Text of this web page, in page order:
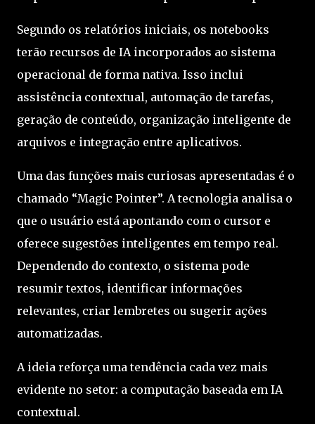
Segundo os relatórios iniciais, os notebooks
terão recursos de IA incorporados ao sistema
operacional de forma nativa. Isso inclui
assistência contextual, automação de tarefas,
geração de conteúdo, organização inteligente de
arquivos e integração entre aplicativos.
Uma das funções mais curiosas apresentadas é o
chamado “Magic Pointer”. A tecnologia analisa o
que o usuário está apontando com o cursor e
oferece sugestões inteligentes em tempo real.
Dependendo do contexto, o sistema pode
resumir textos, identificar informações
relevantes, criar lembretes ou sugerir ações
automatizadas.
A ideia reforça uma tendência cada vez mais
evidente no setor: a computação baseada em IA
contextual.